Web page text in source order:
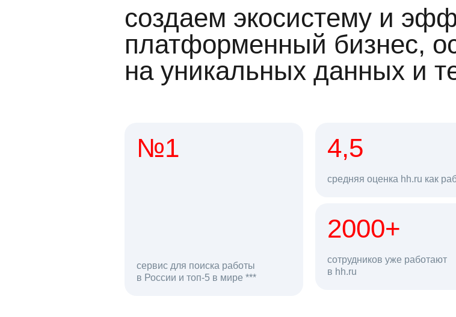
создаем экосистему и
платформенный бизнес,
на уникальных данных и
№1
сервис для поиска работы
в России и топ-5 в мире ***
откликов на вакансии
4,5
средняя оценка hh.ru как
2000+
сотрудников уже работают
в hh.ru
68